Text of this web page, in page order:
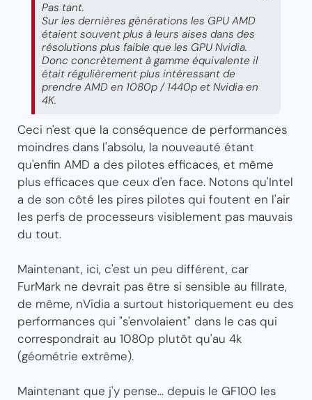
Pas tant.
Sur les dernières générations les GPU AMD
étaient souvent plus à leurs aises dans des
résolutions plus faible que les GPU Nvidia.
Donc concrètement à gamme équivalente il
était régulièrement plus intéressant de
prendre AMD en 1080p / 1440p et Nvidia en
4K.
Ceci n'est que la conséquence de performances
moindres dans l'absolu, la nouveauté étant
qu'enfin AMD a des pilotes efficaces, et même
plus efficaces que ceux d'en face. Notons qu'Intel
a de son côté les pires pilotes qui foutent en l'air
les perfs de processeurs visiblement pas mauvais
du tout.
Maintenant, ici, c'est un peu différent, car
FurMark ne devrait pas être si sensible au fillrate,
de même, nVidia a surtout historiquement eu des
performances qui "s'envolaient" dans le cas qui
correspondrait au 1080p plutôt qu'au 4k
(géométrie extrême).
Maintenant que j'y pense... depuis le GF100 les